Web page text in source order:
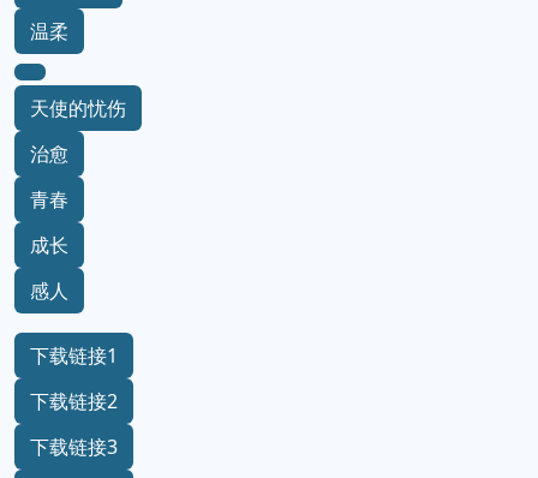
温柔
天使的忧伤
治愈
青春
成长
感人
下载链接1
下载链接2
下载链接3